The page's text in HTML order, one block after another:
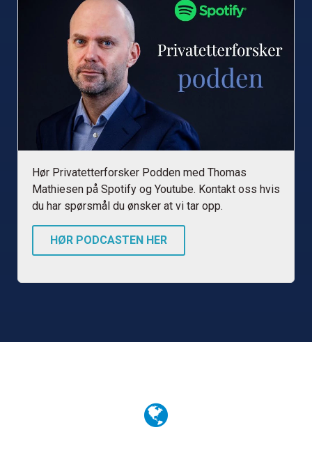
Hør Privatetterforsker Podden med Thomas
Mathiesen på Spotify og Youtube. Kontakt oss hvis
du har spørsmål du ønsker at vi tar opp.
HØR PODCASTEN HER